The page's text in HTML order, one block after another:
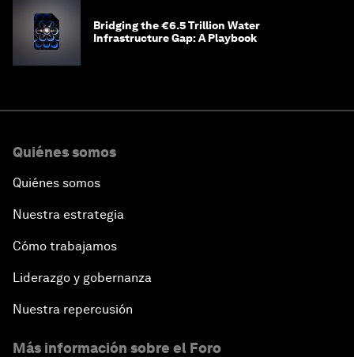
Bridging the €6.5 Trillion Water
Infrastructure Gap: A Playbook
Quiénes somos
Quiénes somos
Nuestra estrategia
Cómo trabajamos
Liderazgo y gobernanza
Nuestra repercusión
Más información sobre el Foro